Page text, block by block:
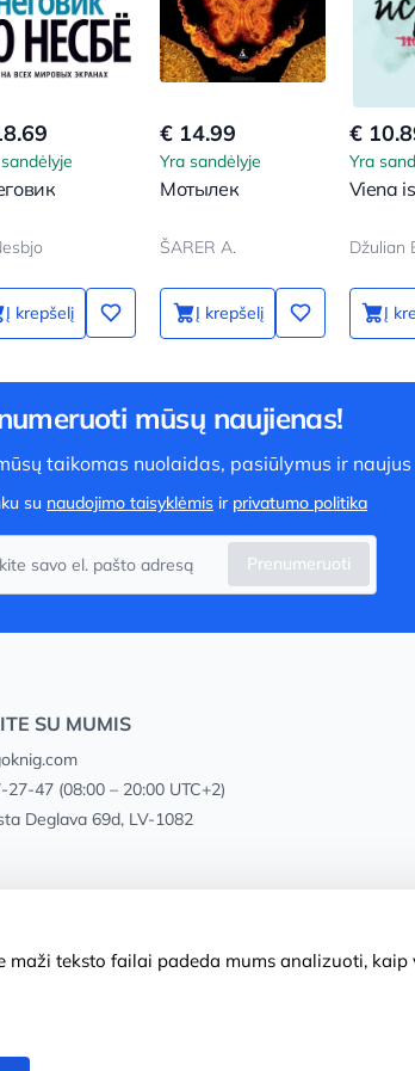
Į krepšelį
€ 14.99
Yra sandėlyje
Мотылек
ŠARER A.
Į krepšelį
€
Yra
Viena
Džulian
Į
mūsų naujienas!
taikomas nuolaidas, pasiūlymus ir
su naudojimo taisyklėmis ir privatumo politika
Prenumeruoti
SU MUMIS
27-47(08:00 – 20:00 UTC+2)
Deglava 69d, LV-1082
teksto failai padeda mums analizuoti,